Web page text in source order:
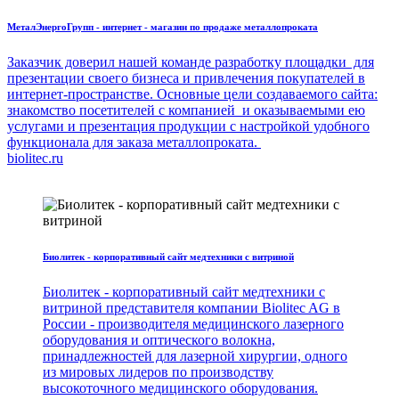
МеталЭнергоГрупп - интернет - магазин по продаже металлопроката
Заказчик доверил нашей команде разработку площадки для
презентации своего бизнеса и привлечения покупателей в
интернет-пространстве. Основные цели создаваемого сайта:
знакомство посетителей с компанией и оказываемыми ею
услугами и презентация продукции с настройкой удобного
функционала для заказа металлопроката.
biolitec.ru
Биолитек - корпоративный сайт медтехники с витриной
Биолитек - корпоративный сайт медтехники с
витриной представителя компании Biolitec AG в
России - производителя медицинского лазерного
оборудования и оптического волокна,
принадлежностей для лазерной хирургии, одного
из мировых лидеров по производству
высокоточного медицинского оборудования.